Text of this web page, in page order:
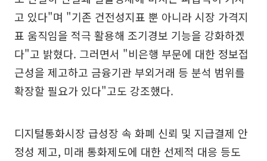
고 있다"며 "기존 건전성지표 뿐 아니라 시장 가격지
표 움직임을 적극 활용해 조기경보 기능을 강화하겠
다"고 밝혔다. 그러면서 "비은행 부문에 대한 정보접
근성을 제고하고 금융기관 부외거래 등 분석 범위를
확장할 필요가 있다"고도 강조했다.
디지털통화시장 급성장 속 화폐 신뢰 및 지급결제 안
정성 제고, 미래 통화제도에 대한 선제적 대응 등도